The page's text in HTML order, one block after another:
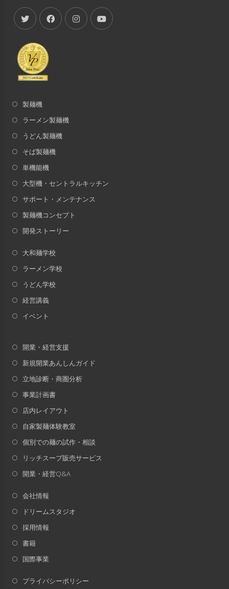
製麺機
ラーメン製麺機
うどん製麺機
そば製麺機
単機能機
大型機・セントラルキッチン
サポート・メンテナンス
製麺機コンセプト
開発ストーリー
大和麺学校
ラーメン学校
うどん学校
経営講義
イベント
開業・経営支援
新規開業あんしんガイド
立地診断・商圏分析
事業計画書
店内レイアウト
自家製麺体験教室
個別での麺の試作・相談
リッチスープ販売サービス
開業・経営Q&A
会社情報
ドリームスタジオ
採用情報
書籍
国際事業
プライバシーポリシー